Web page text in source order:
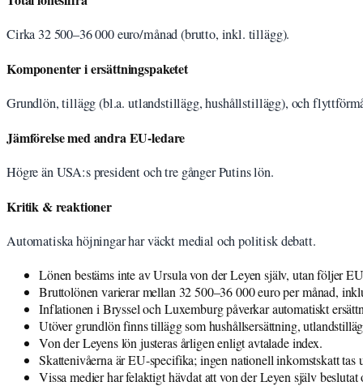
Cirka 32 500–36 000 euro/månad (brutto, inkl. tillägg).
Komponenter i ersättningspaketet
Grundlön, tillägg (bl.a. utlandstillägg, hushållstillägg), och
Jämförelse med andra EU-ledare
Högre än USA:s president och tre gånger Putins lön.
Kritik & reaktioner
Automatiska höjningar har väckt medial och politisk debatt.
Lönen bestäms inte av Ursula von der Leyen själv, utan följer
Bruttolönen varierar mellan 32 500–36 000 euro per månad,
Inflationen i Bryssel och Luxemburg påverkar automatiskt
Utöver grundlön finns tillägg som hushållsersättning,
Von der Leyens lön justeras årligen enligt avtalade index.
Skattenivåerna är EU-specifika; ingen nationell inkomstskatt tas
Vissa medier har felaktigt hävdat att von der Leyen själv